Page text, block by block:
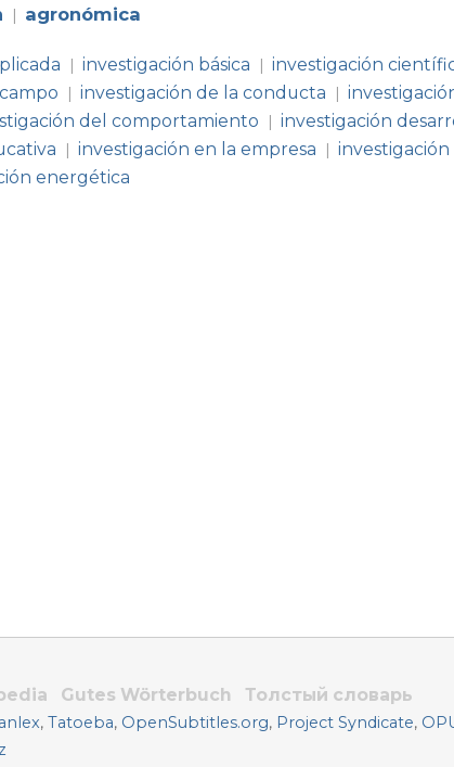
| agronómica
| investigación básica | investigación
| investigación de la conducta |
del comportamiento | investigación
| investigación en la empresa | investigación
energética
Gutes Wörterbuch Толстый словарь
,Tatoeba, OpenSubtitles.org, Project Syndicate,